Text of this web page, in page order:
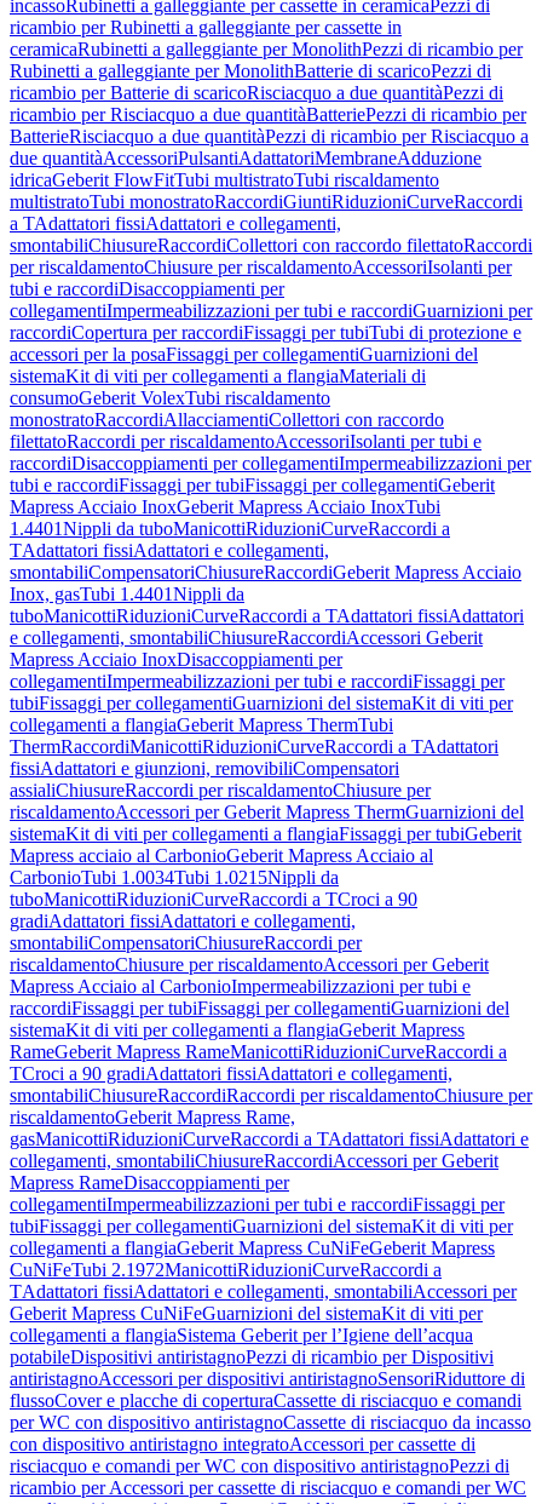
incassoRubinetti a galleggiante per cassette in ceramicaPezzi di
ricambio per Rubinetti a galleggiante per cassette in
ceramicaRubinetti a galleggiante per MonolithPezzi di ricambio per
Rubinetti a galleggiante per MonolithBatterie di scaricoPezzi di
ricambio per Batterie di scaricoRisciacquo a due quantitàPezzi di
ricambio per Risciacquo a due quantitàBatteriePezzi di ricambio per
BatterieRisciacquo a due quantitàPezzi di ricambio per Risciacquo a
due quantitàAccessoriPulsantiAdattatoriMembraneAdduzione
idricaGeberit FlowFitTubi multistratoTubi riscaldamento
multistratoTubi monostratoRaccordiGiuntiRiduzioniCurveRaccordi
a TAdattatori fissiAdattatori e collegamenti,
smontabiliChiusureRaccordiCollettori con raccordo filettatoRaccordi
per riscaldamentoChiusure per riscaldamentoAccessoriIsolanti per
tubi e raccordiDisaccoppiamenti per
collegamentiImpermeabilizzazioni per tubi e raccordiGuarnizioni per
raccordiCopertura per raccordiFissaggi per tubiTubi di protezione e
accessori per la posaFissaggi per collegamentiGuarnizioni del
sistemaKit di viti per collegamenti a flangiaMateriali di
consumoGeberit VolexTubi riscaldamento
monostratoRaccordiAllacciamentiCollettori con raccordo
filettatoRaccordi per riscaldamentoAccessoriIsolanti per tubi e
raccordiDisaccoppiamenti per collegamentiImpermeabilizzazioni per
tubi e raccordiFissaggi per tubiFissaggi per collegamentiGeberit
Mapress Acciaio InoxGeberit Mapress Acciaio InoxTubi
1.4401Nippli da tuboManicottiRiduzioniCurveRaccordi a
TAdattatori fissiAdattatori e collegamenti,
smontabiliCompensatoriChiusureRaccordiGeberit Mapress Acciaio
Inox, gasTubi 1.4401Nippli da
tuboManicottiRiduzioniCurveRaccordi a TAdattatori fissiAdattatori
e collegamenti, smontabiliChiusureRaccordiAccessori Geberit
Mapress Acciaio InoxDisaccoppiamenti per
collegamentiImpermeabilizzazioni per tubi e raccordiFissaggi per
tubiFissaggi per collegamentiGuarnizioni del sistemaKit di viti per
collegamenti a flangiaGeberit Mapress ThermTubi
ThermRaccordiManicottiRiduzioniCurveRaccordi a TAdattatori
fissiAdattatori e giunzioni, removibiliCompensatori
assialiChiusureRaccordi per riscaldamentoChiusure per
riscaldamentoAccessori per Geberit Mapress ThermGuarnizioni del
sistemaKit di viti per collegamenti a flangiaFissaggi per tubiGeberit
Mapress acciaio al CarbonioGeberit Mapress Acciaio al
CarbonioTubi 1.0034Tubi 1.0215Nippli da
tuboManicottiRiduzioniCurveRaccordi a TCroci a 90
gradiAdattatori fissiAdattatori e collegamenti,
smontabiliCompensatoriChiusureRaccordi per
riscaldamentoChiusure per riscaldamentoAccessori per Geberit
Mapress Acciaio al CarbonioImpermeabilizzazioni per tubi e
raccordiFissaggi per tubiFissaggi per collegamentiGuarnizioni del
sistemaKit di viti per collegamenti a flangiaGeberit Mapress
RameGeberit Mapress RameManicottiRiduzioniCurveRaccordi a
TCroci a 90 gradiAdattatori fissiAdattatori e collegamenti,
smontabiliChiusureRaccordiRaccordi per riscaldamentoChiusure per
riscaldamentoGeberit Mapress Rame,
gasManicottiRiduzioniCurveRaccordi a TAdattatori fissiAdattatori e
collegamenti, smontabiliChiusureRaccordiAccessori per Geberit
Mapress RameDisaccoppiamenti per
collegamentiImpermeabilizzazioni per tubi e raccordiFissaggi per
tubiFissaggi per collegamentiGuarnizioni del sistemaKit di viti per
collegamenti a flangiaGeberit Mapress CuNiFeGeberit Mapress
CuNiFeTubi 2.1972ManicottiRiduzioniCurveRaccordi a
TAdattatori fissiAdattatori e collegamenti, smontabiliAccessori per
Geberit Mapress CuNiFeGuarnizioni del sistemaKit di viti per
collegamenti a flangiaSistema Geberit per l’Igiene dell’acqua
potabileDispositivi antiristagnoPezzi di ricambio per Dispositivi
antiristagnoAccessori per dispositivi antiristagnoSensoriRiduttore di
flussoCover e placche di coperturaCassette di risciacquo e comandi
per WC con dispositivo antiristagnoCassette di risciacquo da incasso
con dispositivo antiristagno integratoAccessori per cassette di
risciacquo e comandi per WC con dispositivo antiristagnoPezzi di
ricambio per Accessori per cassette di risciacquo e comandi per WC